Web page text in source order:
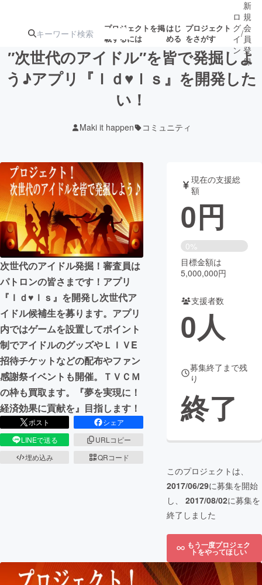
プロジェクトを掲
載するには
はじ
める
プロジェクト
をさがす
注目の新着プロ
テクノロジー・ガジェット
映像・映画 書籍・雑誌
ビジネス・起業 チャレンジ
まちづくり・地域活性化
CAMPFIRE for Social Good
CAMPFIRE Creation
CAMPFIREふるさと納税
コミュニティ
ロ
グ
イ
ン
/
新
規
会
員
登
録
″次世代のアイドル″を皆で発掘しよ
う♪アプリ『Ｉｄ♥ｌｓ』を開発した
い！
Maki it happen コミュニティ
次世代のアイドル発掘！審査員は
パトロンの皆さまです！アプリ
『Ｉｄ♥ｌｓ』を開発し次世代ア
イドル候補生を募ります。アプリ
内ではゲームを設置してポイント
制でアイドルのグッズやＬＩＶE
招待チケットなどの配布やファン
感謝祭イベントも開催。ＴＶＣＭ
の枠も買取ます。『夢を実現に！
経済効果に貢献を』目指します！
ポスト
シェア
LINEで送る
URLコピー
埋め込み
QRコード
現在の支援総
額
0円
0%
目標金額は
5,000,000円
支援者数
0人
募集終了まで残
り
終了
このプロジェクトは、
2017/06/29に募集を開始
し、 2017/08/02に募集を
終了しました
もう一度プロジェク
トをやってほしい